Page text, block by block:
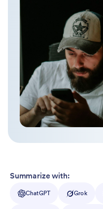
Summarize with:
ChatGPT Grok